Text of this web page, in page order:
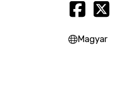
Magyar